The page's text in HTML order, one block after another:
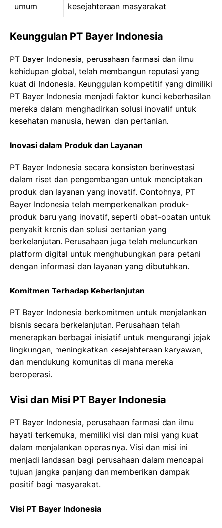
umum
kesejahteraan masyarakat
Keunggulan PT Bayer Indonesia
PT Bayer Indonesia, perusahaan farmasi dan ilmu
kehidupan global, telah membangun reputasi yang
kuat di Indonesia. Keunggulan kompetitif yang dimiliki
PT Bayer Indonesia menjadi faktor kunci keberhasilan
mereka dalam menghadirkan solusi inovatif untuk
kesehatan manusia, hewan, dan pertanian.
Inovasi dalam Produk dan Layanan
PT Bayer Indonesia secara konsisten berinvestasi
dalam riset dan pengembangan untuk menciptakan
produk dan layanan yang inovatif. Contohnya, PT
Bayer Indonesia telah memperkenalkan produk-
produk baru yang inovatif, seperti obat-obatan untuk
penyakit kronis dan solusi pertanian yang
berkelanjutan. Perusahaan juga telah meluncurkan
platform digital untuk menghubungkan para petani
dengan informasi dan layanan yang dibutuhkan.
Komitmen Terhadap Keberlanjutan
PT Bayer Indonesia berkomitmen untuk menjalankan
bisnis secara berkelanjutan. Perusahaan telah
menerapkan berbagai inisiatif untuk mengurangi jejak
lingkungan, meningkatkan kesejahteraan karyawan,
dan mendukung komunitas di mana mereka
beroperasi.
Visi dan Misi PT Bayer Indonesia
PT Bayer Indonesia, perusahaan farmasi dan ilmu
hayati terkemuka, memiliki visi dan misi yang kuat
dalam menjalankan operasinya. Visi dan misi ini
menjadi landasan bagi perusahaan dalam mencapai
tujuan jangka panjang dan memberikan dampak
positif bagi masyarakat.
Visi PT Bayer Indonesia